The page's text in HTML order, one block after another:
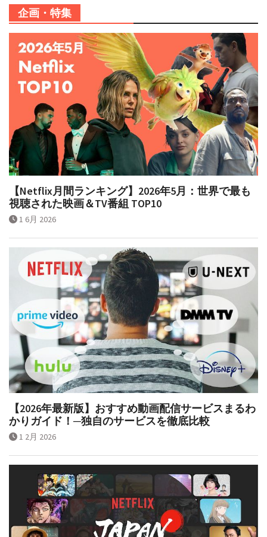
企画・特集
【Netflix月間ランキング】2026年5月：世界で最も
視聴された映画＆TV番組 TOP10
1 6月 2026
【2026年最新版】おすすめ動画配信サービスまるわ
かりガイド！─独自のサービスを徹底比較
1 2月 2026